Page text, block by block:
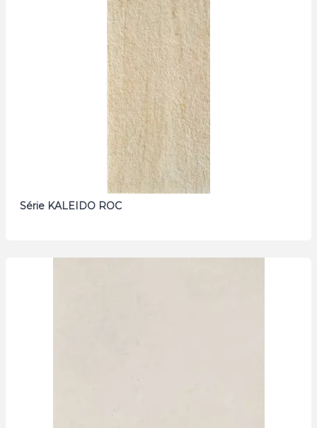
Série KALEIDO ROC